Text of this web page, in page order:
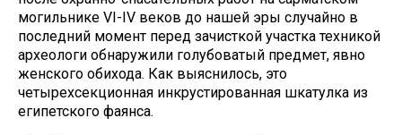
могильнике VI-IV веков до нашей эры случайно в
последний момент перед зачисткой участка техникой
археологи обнаружили голубоватый предмет, явно
женского обихода. Как выяснилось, это
четырехсекционная инкрустированная шкатулка из
египетского фаянса.